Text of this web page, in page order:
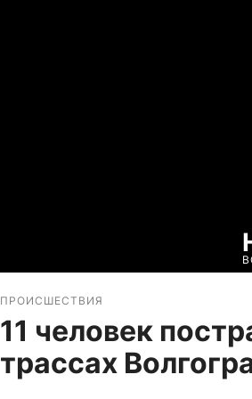
ПРОИСШЕСТВИЯ
11 человек
трассах